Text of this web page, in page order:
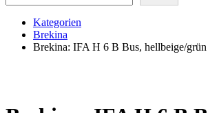
Kategorien
Brekina
Brekina: IFA H 6 B Bus, hellbeige/grün